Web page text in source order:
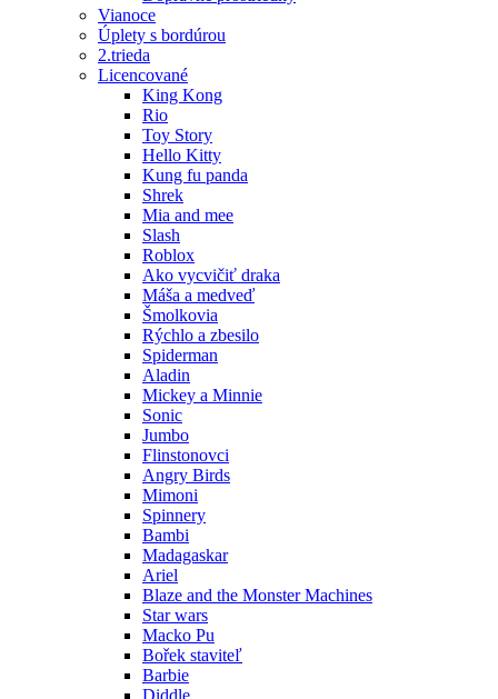
Vianoce
Úplety s bordúrou
2.trieda
Licencované
King Kong
Rio
Toy Story
Hello Kitty
Kung fu panda
Shrek
Mia and mee
Slash
Roblox
Ako vycvičiť draka
Máša a medveď
Šmolkovia
Rýchlo a zbesilo
Spiderman
Aladin
Mickey a Minnie
Sonic
Jumbo
Flinstonovci
Angry Birds
Mimoni
Spinnery
Bambi
Madagaskar
Ariel
Blaze and the Monster Machines
Star wars
Macko Pu
Bořek staviteľ
Barbie
Diddle